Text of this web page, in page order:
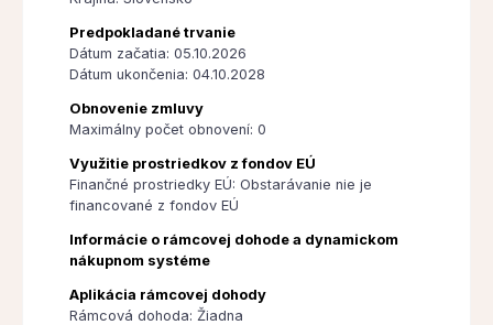
Predpokladané trvanie
Dátum začatia: 05.10.2026
Dátum ukončenia: 04.10.2028
Obnovenie zmluvy
Maximálny počet obnovení: 0
Využitie prostriedkov z fondov EÚ
Finančné prostriedky EÚ: Obstarávanie nie je
financované z fondov EÚ
Informácie o rámcovej dohode a dynamickom
nákupnom systéme
Aplikácia rámcovej dohody
Rámcová dohoda: Žiadna